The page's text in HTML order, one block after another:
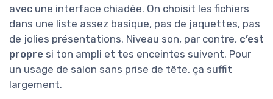
avec une interface chiadée. On choisit les fichiers
dans une liste assez basique, pas de jaquettes, pas
de jolies présentations. Niveau son, par contre, c’est
propre si ton ampli et tes enceintes suivent. Pour
un usage de salon sans prise de tête, ça suffit
largement.